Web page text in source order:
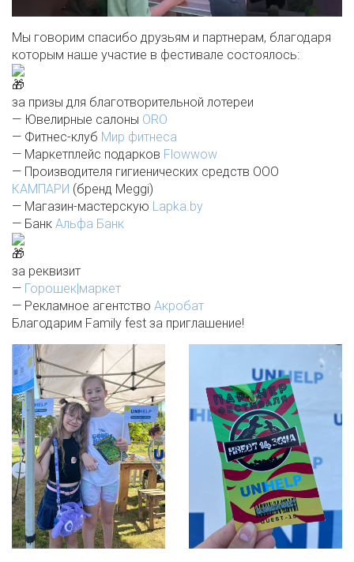
Мы говорим спасибо друзьям и партнерам, благодаря
которым наше участие в фестивале состоялось:
за призы для благотворительной лотереи
— Ювелирные салоны ORO
— Фитнес-клуб Мир фитнеса
— Маркетплейс подарков Flowwow
— Производителя гигиенических средств ООО
КАМПАРИ (бренд Meggi)
— Магазин-мастерскую Lapka.by
— Банк Альфа Банк
за реквизит
— Горошек|маркет
— Рекламное агентство Акробат
Благодарим Family fest за приглашение!